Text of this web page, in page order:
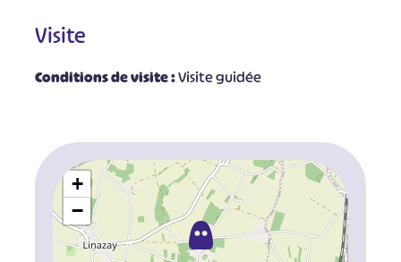
Visite
Conditions de visite :Visite guidée
+
−